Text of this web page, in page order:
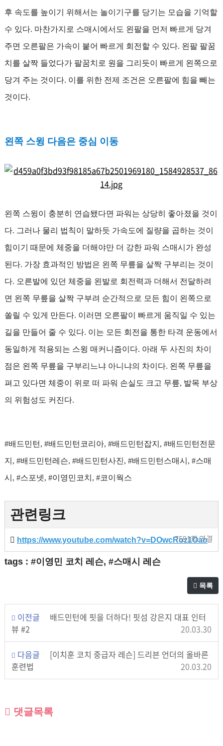
후 속도를 높이기 위해서는 놀이기구를 당기는 모습을 기억할
수 있다. 마찬가지로 스매시에서도 왼팔을 먼저 빠르게 당겨
주면 오른팔은 가속이 붙어 빠르게 회전할 수 있다. 왼팔 팔꿈
치를 살짝 들었다가 팔꿈치로 원을 그리듯이 빠르게 왼쪽으로
당겨 주는 것이다. 이를 위한 전제 조건은 오른팔에 힘을 빼는
것이다.
왼쪽 스윙 다음은 중심 이동
왼쪽 스윙이 충분히 연습됐다면 파워는 상당히 좋아졌을 것이
다. 그러나 물리 법칙이 말하듯 가속도에 질량을 곱하는 것이
힘이기 때문에 체중을 더해야만 더 강한 파워 스매시가 완성
된다. 가장 효과적인 방법은 왼쪽 무릎을 살짝 구부리는 것이
다. 오른발에 있던 체중을 왼발로 회전력과 더해서 전달하려
면 왼쪽 무릎을 살짝 구부려 순간적으로 모든 힘이 왼쪽으로
쏠릴 수 있게 만든다. 이러면 오른팔이 빠르게 움직일 수 있는
길을 만들어 줄 수 있다. 이는 모든 회전을 통한 타격 운동에서
동일하게 적용되는 스윙 매커니즘이다. 아래 두 사진의 차이
점은 왼쪽 무릎을 구부리느냐 아니냐의 차이다. 왼쪽 무릎을
펴고 있다면 체중이 위로 떠 파워 손실도 크고 무릎, 발목 부상
의 위험성도 커진다.
#배드민턴, #배드민턴코리아, #배드민턴잡지, #배드민턴전문
지, #배드민턴레슨, #배드민턴사진, #배드민턴스매시, #스매
시, #스포넷, #이영민코치, #코이웍스
관련링크
https://www.youtube.com/watch?v=DOwcRoz1Oao
7591회 연결
tags : #이영민 코치 레슨, #스매시 레슨
목록
이전글
배드민턴에 핏을 더하다! 핏섬 강은지 대표 인터
뷰 #2
20.03.30
다음글
[이치훈 코치 중급자 레슨] 드리븐 언더의 올바른
훈련법
20.03.20
댓글목록